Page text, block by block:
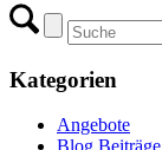
Kategorien
Angebote